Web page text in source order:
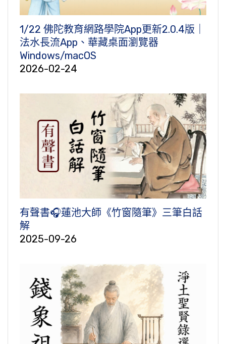
1/22 佛陀教育網路學院App更新2.0.4版｜
法水長流App、華藏桌面瀏覽器
Windows/macOS
2026-02-24
有聲書🎧蓮池大師《竹窗隨筆》三筆白話
解
2025-09-26